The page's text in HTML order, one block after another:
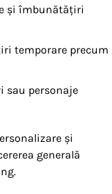
și îmbunătățiri
temporare precum
sau personaje
și
generală